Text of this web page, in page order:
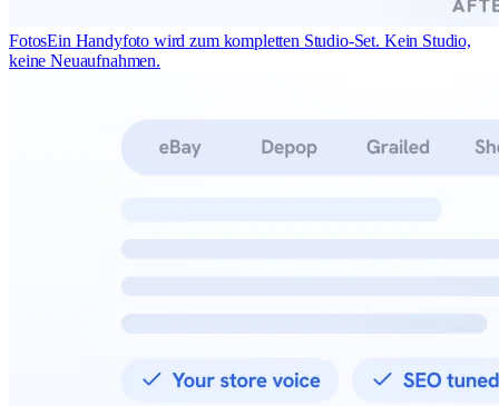
FotosEin Handyfoto wird zum kompletten Studio-Set. Kein Studio,
keine Neuaufnahmen.